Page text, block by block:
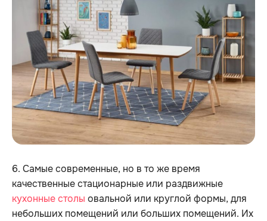
6. Самые современные, но в то же время
качественные стационарные или раздвижные
кухонные столы овальной или круглой формы, для
небольших помещений или больших помещений. Их